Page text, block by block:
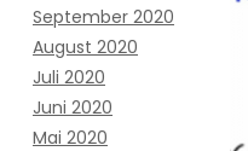
September 2020
August 2020
Juli 2020
Juni 2020
Mai 2020